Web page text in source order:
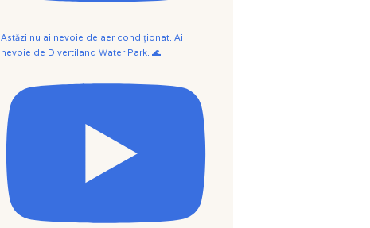
Astăzi nu ai nevoie de aer condiționat. Ai
nevoie de Divertiland Water Park. 🌊